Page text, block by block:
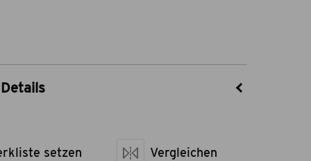
Gusseisen
setzen Vergleichen